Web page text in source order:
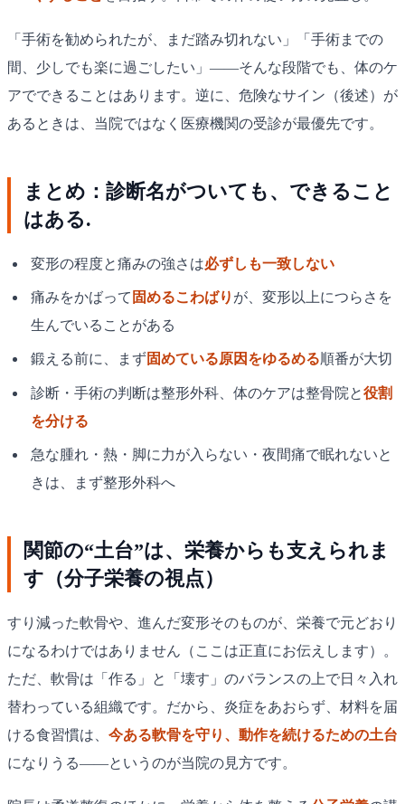
「手術を勧められたが、まだ踏み切れない」「手術までの
間、少しでも楽に過ごしたい」——そんな段階でも、体のケ
アでできることはあります。逆に、危険なサイン（後述）が
あるときは、当院ではなく医療機関の受診が最優先です。
まとめ：診断名がついても、できること
はある.
変形の程度と痛みの強さは必ずしも一致しない
痛みをかばって 固めるこわばり が、変形以上につらさを
生んでいることがある
鍛える前に、まず固めている原因をゆるめる順番が大切
診断・手術の判断は整形外科、体のケアは整骨院と役割
を分ける
急な腫れ・熱・脚に力が入らない・夜間痛で眠れないと
きは、まず整形外科へ
関節の“土台”は、栄養からも支えられま
す（分子栄養の視点）
すり減った軟骨や、進んだ変形そのものが、栄養で元どおり
になるわけではありません（ここは正直にお伝えします）。
ただ、軟骨は「作る」と「壊す」のバランスの上で日々入れ
替わっている組織です。だから、炎症をあおらず、材料を届
ける食習慣は、 今ある軟骨を守り、動作を続けるための土台
になりうる——というのが当院の見方です。